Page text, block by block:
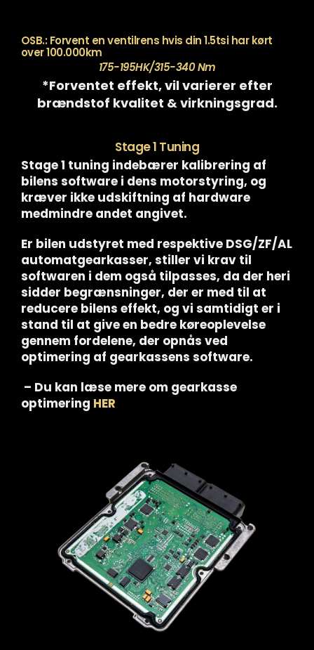
OSB.: Forvent en ventilrens hvis din 1.5tsi har kørt
over 100.000km
175-195HK/315-340 Nm
*Forventet effekt, vil varierer efter
brændstof kvalitet & virkningsgrad.
Stage 1 Tuning
Stage 1 tuning indebærer kalibrering af
bilens software i dens motorstyring, og
kræver ikke udskiftning af hardware
medmindre andet angivet.
Er bilen udstyret med respektive DSG/ZF/AL
automatgearkasser, stiller vi krav til
softwaren i dem også tilpasses, da der heri
sidder begrænsninger, der er med til at
reducere bilens effekt, og vi samtidigt er i
stand til at give en bedre køreoplevelse
gennem fordelene, der opnås ved
optimering af gearkassens software.
– Du kan læse mere om gearkasse
optimering HER